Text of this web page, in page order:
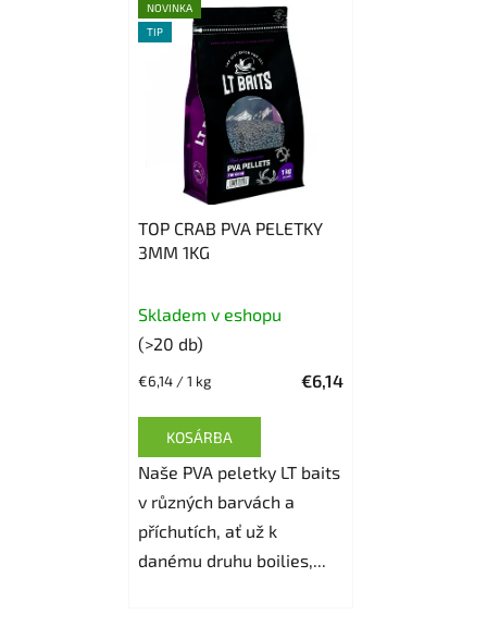
NOVINKA
TIP
TOP CRAB PVA PELETKY
3MM 1KG
Skladem v eshopu
(>20 db)
€6,14
Egységár:
€6,14 / 1 kg
KOSÁRBA
Naše PVA peletky LT baits
v různých barvách a
příchutích, ať už k
danému druhu boilies,...